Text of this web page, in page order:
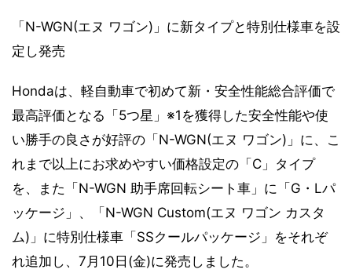
「N-WGN(エヌ ワゴン)」に新タイプと特別仕様車を設
定し発売
Hondaは、軽自動車で初めて新・安全性能総合評価で
最高評価となる「5つ星」※1を獲得した安全性能や使
い勝手の良さが好評の「N-WGN(エヌ ワゴン)」に、こ
れまで以上にお求めやすい価格設定の「C」タイプ
を、また「N-WGN 助手席回転シート車」に「G・Lパ
ッケージ」、「N-WGN Custom(エヌ ワゴン カスタ
ム)」に特別仕様車「SSクールパッケージ」をそれぞ
れ追加し、7月10日(金)に発売しました。